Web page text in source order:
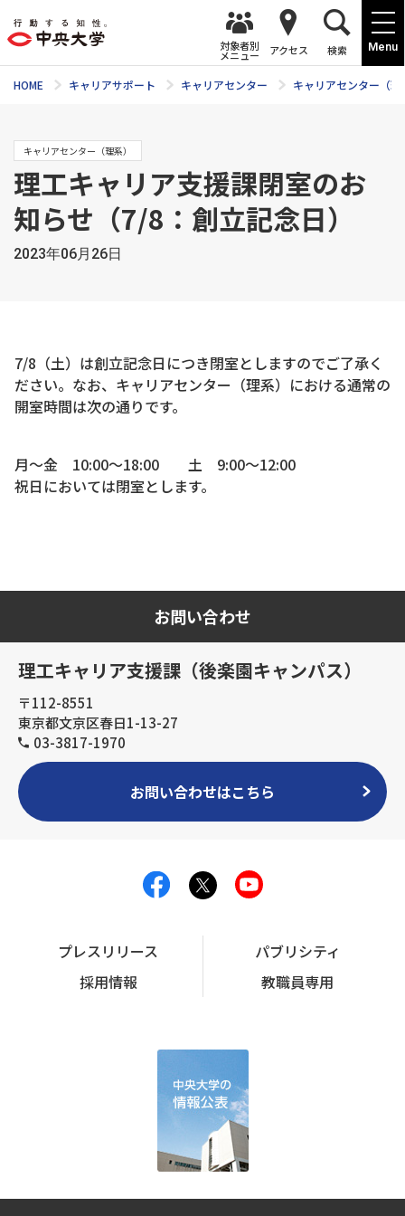
Menu
対象者別
メニュー アクセス 検索
HOME キャリアサポート キャリアセンター キャリアセンター（理
キャリアセンター（理系）
理工キャリア支援課閉室のお
知らせ（7/8：創立記念日）
2023年06月26日
7/8（土）は創立記念日につき閉室としますのでご了承く
ださい。なお、キャリアセンター（理系）における通常の
開室時間は次の通りです。
月～金 10:00～18:00 土 9:00～12:00
祝日においては閉室とします。
お問い合わせ
理工キャリア支援課（後楽園キャンパス）
〒112-8551
東京都文京区春日1-13-27
03-3817-1970
お問い合わせはこちら
プレスリリース
パブリシティ
採用情報
教職員専用